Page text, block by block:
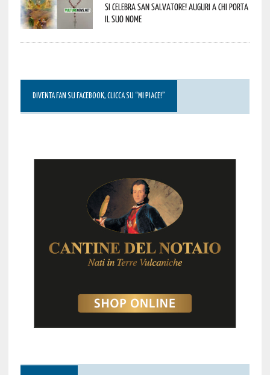
si celebra San Salvatore! Auguri a chi porta
il suo nome
DIVENTA FAN SU FACEBOOK, CLICCA SU “MI PIACE!”